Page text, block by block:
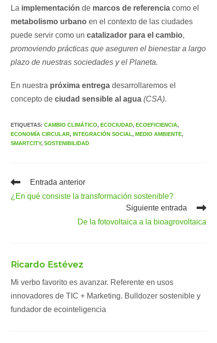
La implementación de marcos de referencia como el
metabolismo urbano en el contexto de las ciudades
puede servir como uncatalizador para el cambio,
promoviendo prácticas que aseguren el bienestar a largo
plazo de nuestras sociedades y el Planeta.
En nuestra próxima entrega desarrollaremos el
concepto deciudad sensible al agua (CSA).
ETIQUETAS:CAMBIO CLIMÁTICO, ECOCIUDAD, ECOEFICIENCIA,
ECONOMÍA CIRCULAR, INTEGRACIÓN SOCIAL, MEDIO AMBIENTE,
SMARTCITY, SOSTENIBILIDAD
Leer
artículos
Entrada anterior
¿En qué consiste la transformación sostenible?
Siguiente entrada
De la fotovoltaica a la bioagrovoltaica
Ricardo Estévez
Mi verbo favorito es avanzar. Referente en usos
innovadores de TIC + Marketing. Bulldozer sostenible y
fundador de ecointeligencia